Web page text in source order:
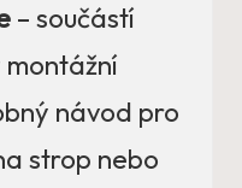
– součástí
návod pro
strop nebo